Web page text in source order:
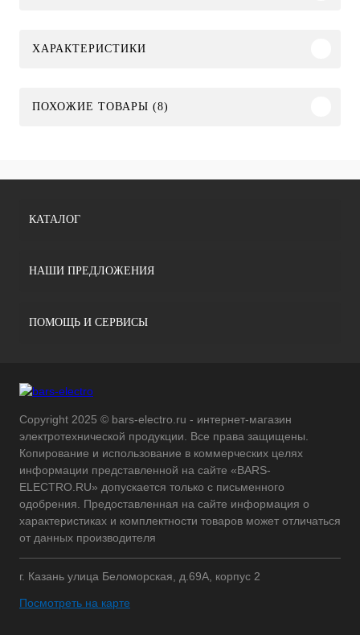
ХАРАКТЕРИСТИКИ
ПОХОЖИЕ ТОВАРЫ (8)
КАТАЛОГ
НАШИ ПРЕДЛОЖЕНИЯ
ПОМОЩЬ И СЕРВИСЫ
Copyright 2025 © bars-electro.ru - интернет-магазин
электротехнической продукции. Все права защищены.
Копирование и использование в коммерческих целях
информации представленной на сайте «BARS-
ELECTRO.RU» допускается только с письменного
одобрения. Предоставленная на сайте информация о
характеристиках и комплектности товаров может отличаться
от данных производителя
г. Казань улица Беломорская, д.69А, корпус 2
Посмотреть на карте